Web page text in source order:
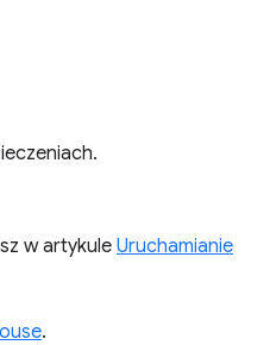
w artykule Uruchamianie
.